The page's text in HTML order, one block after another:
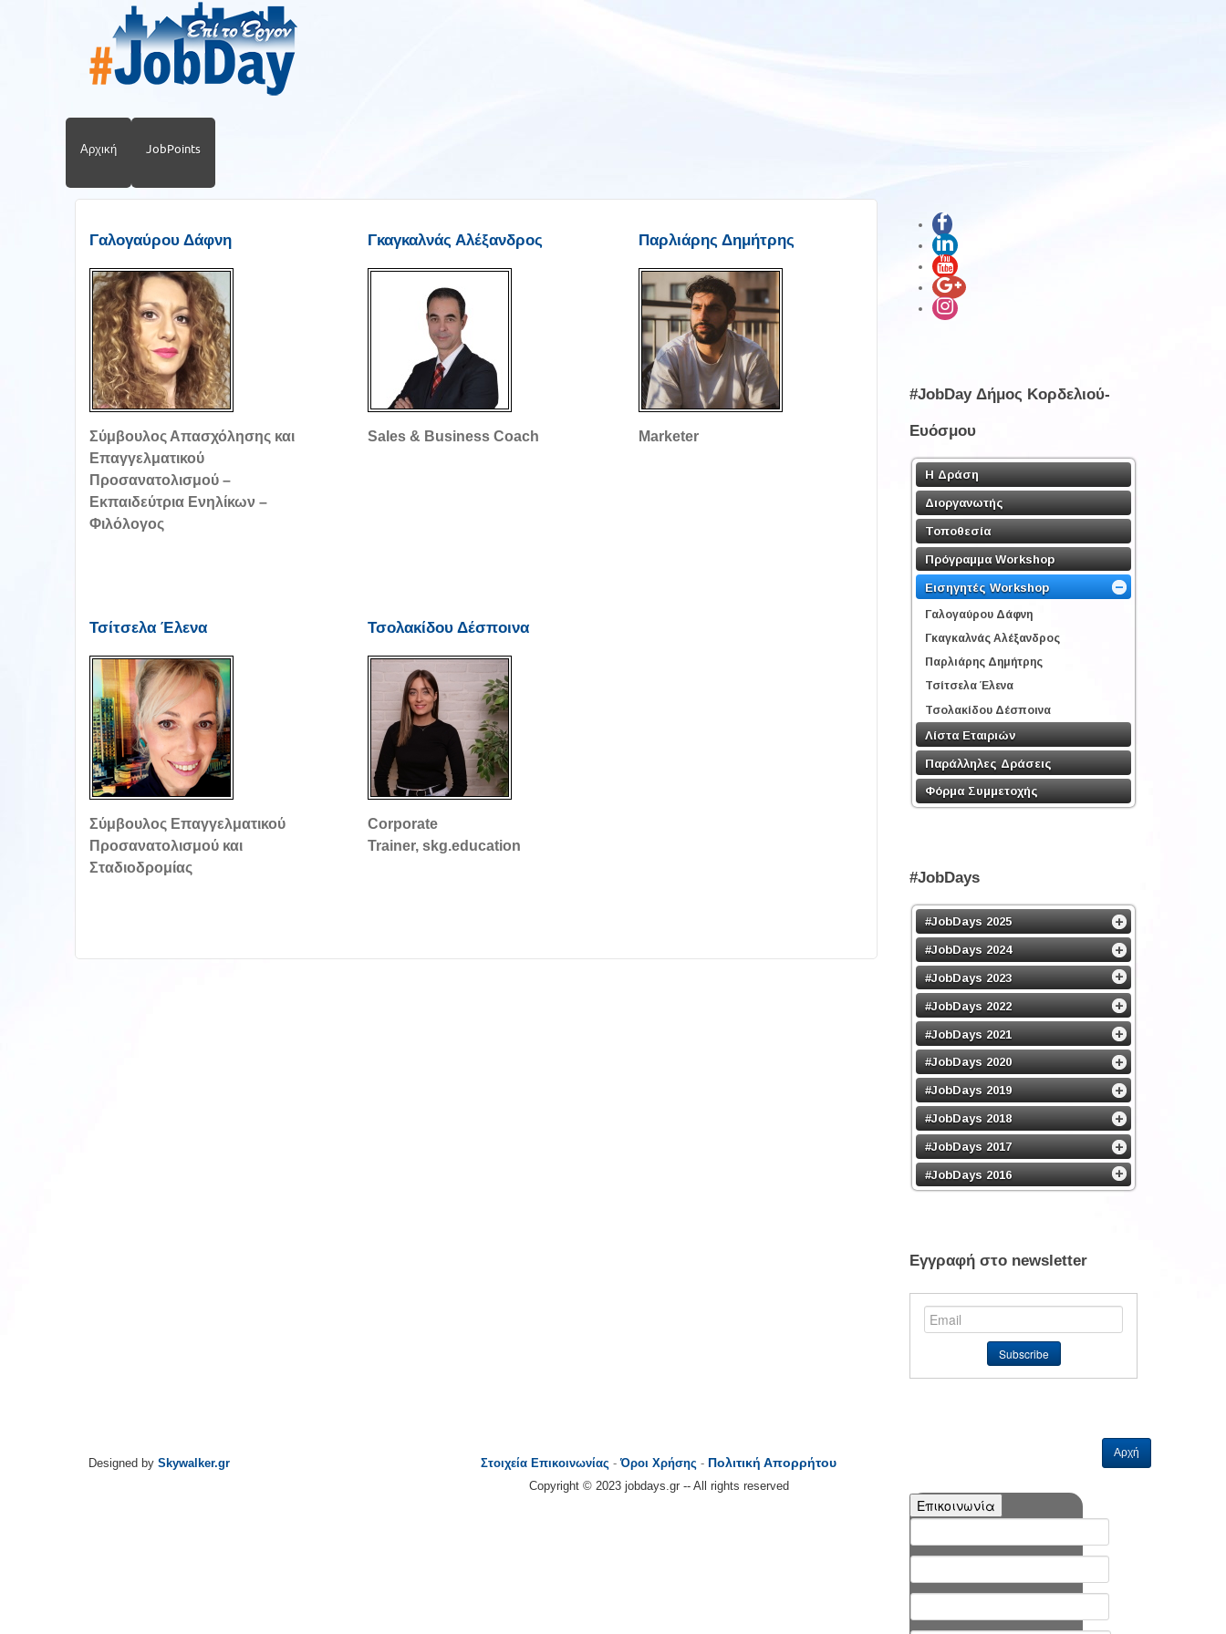
Αρχική JobPoints
Γαλογαύρου Δάφνη
Σύμβουλος Απασχόλησης και
Επαγγελματικού
Προσανατολισμού –
Εκπαιδεύτρια Ενηλίκων –
Φιλόλογος
Γκαγκαλνάς Αλέξανδρος
Sales & Business Coach
Παρλιάρης Δημήτρης
Marketer
Τσίτσελα Έλενα
Σύμβουλος Επαγγελματικού
Προσανατολισμού και
Σταδιοδρομίας
Τσολακίδου Δέσποινα
Corporate
Trainer, skg.education
#JobDay Δήμος Κορδελιού-
Ευόσμου
Η Δράση
Διοργανωτής
Τοποθεσία
Πρόγραμμα Workshop
Εισηγητές Workshop
Γαλογαύρου Δάφνη
Γκαγκαλνάς Αλέξανδρος
Παρλιάρης Δημήτρης
Τσίτσελα Έλενα
Τσολακίδου Δέσποινα
Λίστα Εταιριών
Παράλληλες Δράσεις
Φόρμα Συμμετοχής
#JobDays
#JobDays 2025
#JobDays 2024
#JobDays 2023
#JobDays 2022
#JobDays 2021
#JobDays 2020
#JobDays 2019
#JobDays 2018
#JobDays 2017
#JobDays 2016
Εγγραφή στο newsletter
Designed by Skywalker.gr Στοιχεία Επικοινωνίας -Όροι Χρήσης - Πολιτική Απορρήτου
Copyright © 2023 jobdays.gr -- All rights reserved
Αρχή